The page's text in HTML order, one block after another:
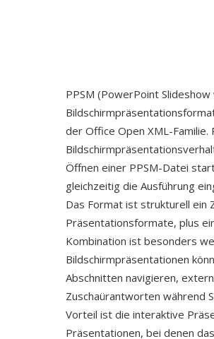
PPSM (PowerPoint
der Office Open XML-
Öffnen einer PPSM-Datei
gleichzeitig die Ausführung
Das Format ist strukturell ein
Präsentationsformate, plus
Kombination ist besonders
Bildschirmpräsentationen
Abschnitten navigieren,
Zuschaürantworten während
Vorteil ist die interaktive
Präsentationen, bei denen